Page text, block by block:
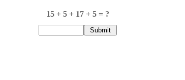
15 + 5 + 17 + 5 = ?